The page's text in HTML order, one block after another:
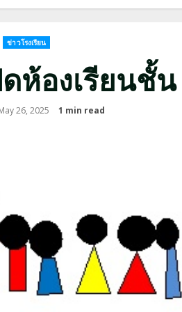
ข่าวโรงเรียน
ห้องเรียนชั้
26, 2025 1 min read